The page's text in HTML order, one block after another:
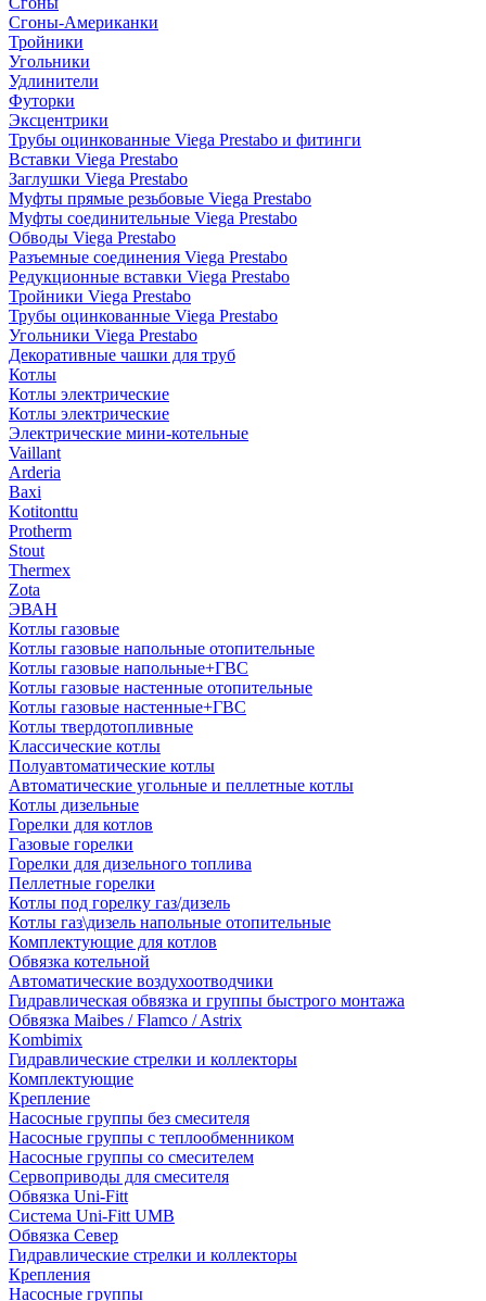
Сгоны-Американки
Тройники
Угольники
Удлинители
Футорки
Эксцентрики
Трубы оцинкованные Viega Prestabo и фитинги
Вставки Viega Prestabo
Заглушки Viega Prestabo
Муфты прямые резьбовые Viega Prestabo
Муфты соединительные Viega Prestabo
Обводы Viega Prestabo
Разъемные соединения Viega Prestabo
Редукционные вставки Viega Prestabo
Тройники Viega Prestabo
Трубы оцинкованные Viega Prestabo
Угольники Viega Prestabo
Декоративные чашки для труб
Котлы
Котлы электрические
Котлы электрические
Электрические мини-котельные
Vaillant
Arderia
Baxi
Kotitonttu
Protherm
Stout
Thermex
Zota
ЭВАН
Котлы газовые
Котлы газовые напольные отопительные
Котлы газовые напольные+ГВС
Котлы газовые настенные отопительные
Котлы газовые настенные+ГВС
Котлы твердотопливные
Классические котлы
Полуавтоматические котлы
Автоматические угольные и пеллетные котлы
Котлы дизельные
Горелки для котлов
Газовые горелки
Горелки для дизельного топлива
Пеллетные горелки
Котлы под горелку газ/дизель
Котлы газ\дизель напольные отопительные
Комплектующие для котлов
Обвязка котельной
Автоматические воздухоотводчики
Гидравлическая обвязка и группы быстрого монтажа
Обвязка Maibes / Flamco / Astrix
Kombimix
Гидравлические стрелки и коллекторы
Комплектующие
Крепление
Насосные группы без смесителя
Насосные группы с теплообменником
Насосные группы со смесителем
Сервоприводы для смесителя
Обвязка Uni-Fitt
Система Uni-Fitt UMB
Обвязка Север
Гидравлические стрелки и коллекторы
Крепления
Насосные группы